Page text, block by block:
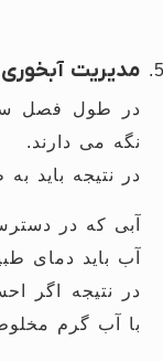
مدیریت
در طول فصل
نگه می دارند.
در نتیجه باید
آبی که در
آب باید دمای
در نتیجه اگر
با آب گرم